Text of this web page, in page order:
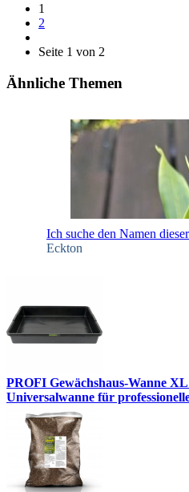
1
2
Seite 1 von 2
Ähnliche Themen
Ich suche den Namen
Eckton
PROFI Gewächshaus-Wanne XL
Universalwanne für